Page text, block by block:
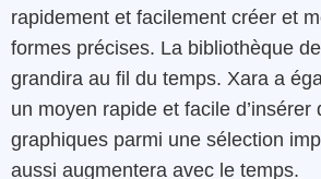
rapidement et facilement créer et
formes précises. La bibliothèque de
grandira au fil du temps. Xara a
un moyen rapide et facile d’insérer
graphiques parmi une sélection
aussi augmentera avec le temps.